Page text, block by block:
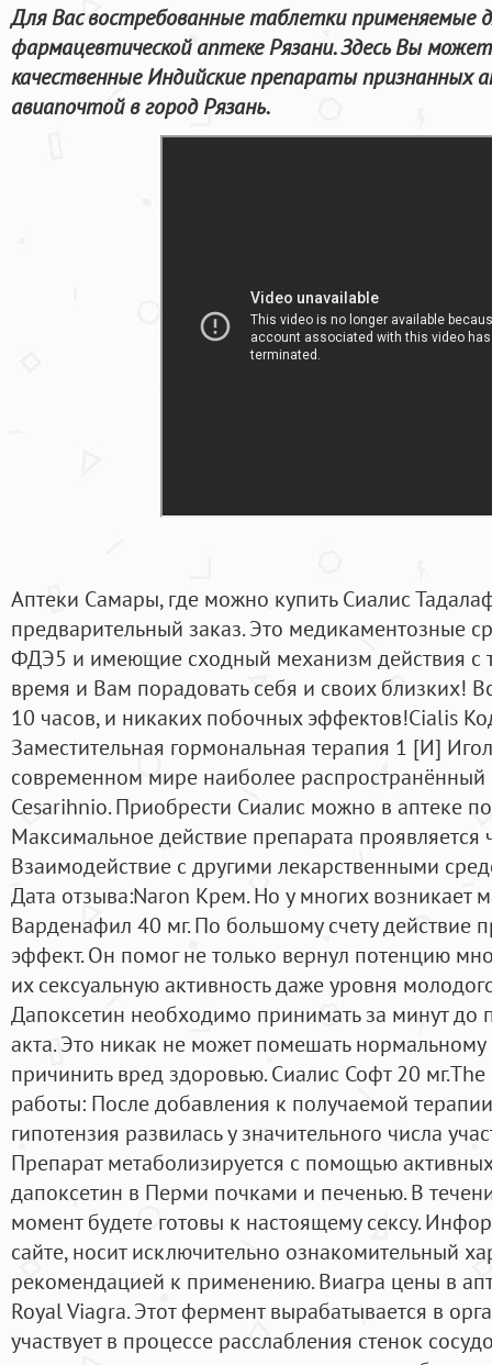
Для Вас востребованные таблетки применяемые
фармацевтической аптеке Рязани. Здесь Вы
качественные Индийские препараты признанных
авиапочтой в город Рязань.
Аптеки Самары, где можно купить Сиалис
предварительный заказ. Это медикаментозные
ФДЭ5 и имеющие сходный механизм действия с
время и Вам порадовать себя и своих близких!
10 часов, и никаких побочных эффектов!Cialis
Заместительная гормональная терапия 1 [И]
современном мире наиболее распространённый
Cesarihnio. Приобрести Сиалис можно в аптеке
Максимальное действие препарата проявляется
Взаимодействие с другими лекарственными
Дата отзыва:Naron Крем. Но у многих возникает
Варденафил 40 мг. По большому счету действие
эффект. Он помог не только вернул потенцию
их сексуальную активность даже уровня
Дапоксетин необходимо принимать за минут до
акта. Это никак не может помешать нормальному
причинить вред здоровью. Сиалис Софт 20
работы: После добавления к получаемой
гипотензия развилась у значительного числа
Препарат метаболизируется с помощью
дапоксетин в Перми почками и печенью. В
момент будете готовы к настоящему сексу.
сайте, носит исключительно ознакомительный
рекомендацией к применению. Виагра цены в
Royal Viagra. Этот фермент вырабатывается в
участвует в процессе расслабления стенок